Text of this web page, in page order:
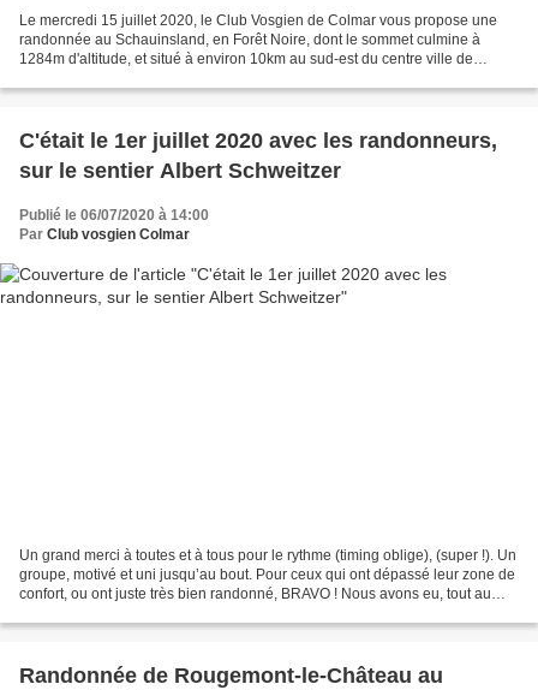
Le mercredi 15 juillet 2020, le Club Vosgien de Colmar vous propose une
randonnée au Schauinsland, en Forêt Noire, dont le sommet culmine à
1284m d'altitude, et situé à environ 10km au sud-est du centre ville de
C'était le 1er juillet 2020 avec les randonneurs,
sur le sentier Albert Schweitzer
Publié le 06/07/2020 à 14:00
Par Club vosgien Colmar
Un grand merci à toutes et à tous pour le rythme (timing oblige), (super !). Un
groupe, motivé et uni jusqu’au bout. Pour ceux qui ont dépassé leur zone de
confort, ou ont juste très bien randonné, BRAVO ! Nous avons eu, tout au
Randonnée de Rougemont-le-Château au